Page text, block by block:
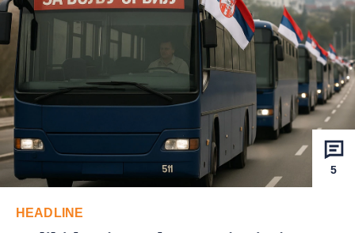
5
HEADLINE